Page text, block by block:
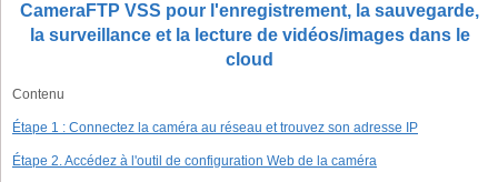
CameraFTP VSS pour l'enregistrement, la sauvegarde,
la surveillance et la lecture de vidéos/images dans le
cloud
Contenu
Étape 1 : Connectez la caméra au réseau et trouvez son adresse IP
Étape 2. Accédez à l'outil de configuration Web de la caméra